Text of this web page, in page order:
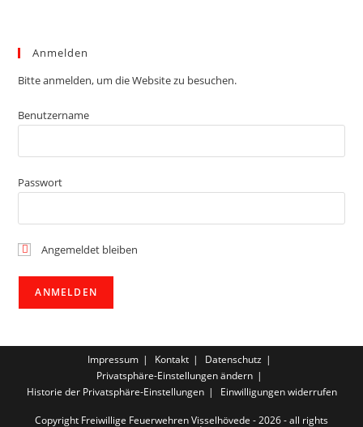
Anmelden
Bitte anmelden, um die Website zu besuchen.
Benutzername
Passwort
Angemeldet bleiben
Impressum Kontakt
Datenschutz
Privatsphäre-Einstellungen ändern
Historie der Privatsphäre-Einstellungen
Einwilligungen widerrufen
Copyright Freiwillige Feuerwehren Visselhövede - 2026 - all rights